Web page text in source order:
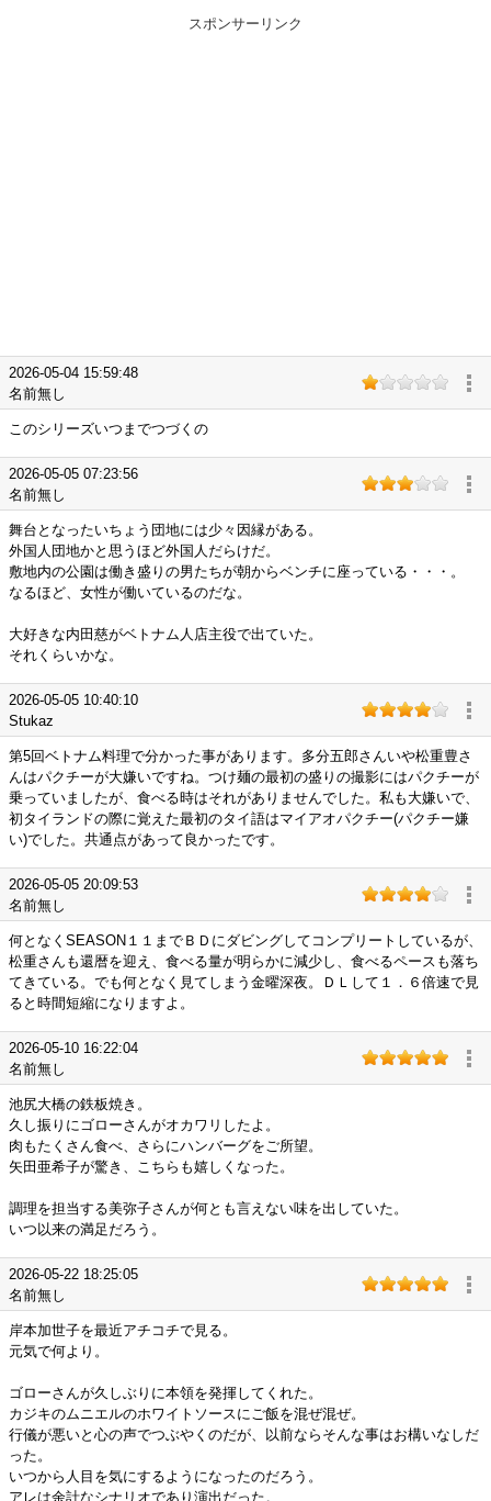
スポンサーリンク
2026-05-04 15:59:48
名前無し
このシリーズいつまでつづくの
2026-05-05 07:23:56
名前無し
舞台となったいちょう団地には少々因縁がある。
外国人団地かと思うほど外国人だらけだ。
敷地内の公園は働き盛りの男たちが朝からベンチに座っている・・・。
なるほど、女性が働いているのだな。
大好きな内田慈がベトナム人店主役で出ていた。
それくらいかな。
2026-05-05 10:40:10
Stukaz
第5回ベトナム料理で分かった事があります。多分五郎さんいや松重豊さ
んはパクチーが大嫌いですね。つけ麺の最初の盛りの撮影にはパクチーが
乗っていましたが、食べる時はそれがありませんでした。私も大嫌いで、
初タイランドの際に覚えた最初のタイ語はマイアオパクチー(パクチー嫌
い)でした。共通点があって良かったです。
2026-05-05 20:09:53
名前無し
何となくSEASON１１までＢＤにダビングしてコンプリートしているが、
松重さんも還暦を迎え、食べる量が明らかに減少し、食べるペースも落ち
てきている。でも何となく見てしまう金曜深夜。ＤＬして１．６倍速で見
ると時間短縮になりますよ。
2026-05-10 16:22:04
名前無し
池尻大橋の鉄板焼き。
久し振りにゴローさんがオカワリしたよ。
肉もたくさん食べ、さらにハンバーグをご所望。
矢田亜希子が驚き、こちらも嬉しくなった。
調理を担当する美弥子さんが何とも言えない味を出していた。
いつ以来の満足だろう。
2026-05-22 18:25:05
名前無し
岸本加世子を最近アチコチで見る。
元気で何より。
ゴローさんが久しぶりに本領を発揮してくれた。
カジキのムニエルのホワイトソースにご飯を混ぜ混ぜ。
行儀が悪いと心の声でつぶやくのだが、以前ならそんな事はお構いなしだ
った。
いつから人目を気にするようになったのだろう。
アレは余計なシナリオであり演出だった。